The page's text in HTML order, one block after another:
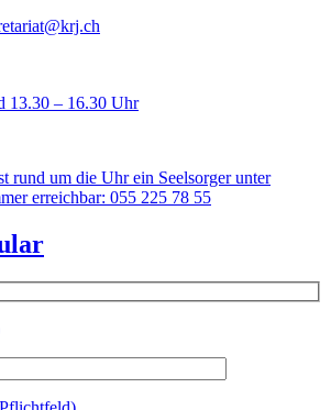
13.30 – 16.30 Uhr
rund um die Uhr ein Seelsorger unter
erreichbar: 055 225 78 55